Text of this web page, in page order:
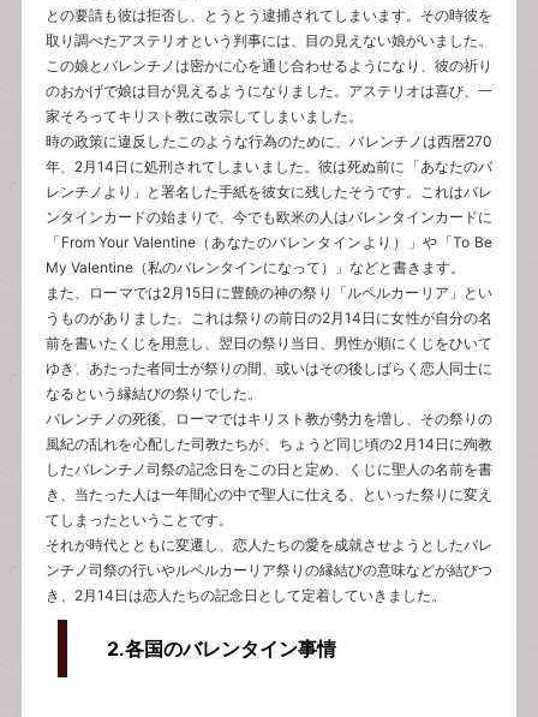
との要請も彼は拒否し、とうとう逮捕されてしまいます。その時彼を
取り調べたアステリオという判事には、目の見えない娘がいました。
この娘とバレンチノは密かに心を通じ合わせるようになり、彼の祈り
のおかげで娘は目が見えるようになりました。アステリオは喜び、一
家そろってキリスト教に改宗してしまいました。
時の政策に違反したこのような行為のために、バレンチノは西暦270
年、2月14日に処刑されてしまいました。彼は死ぬ前に「あなたのバ
レンチノより」と署名した手紙を彼女に残したそうです。これはバレ
ンタインカードの始まりで、今でも欧米の人はバレンタインカードに
「From Your Valentine（あなたのバレンタインより）」や「To Be
My Valentine（私のバレンタインになって）」などと書きます。
また、ローマでは2月15日に豊饒の神の祭り「ルペルカーリア」とい
うものがありました。これは祭りの前日の2月14日に女性が自分の名
前を書いたくじを用意し、翌日の祭り当日、男性が順にくじをひいて
ゆき、あたった者同士が祭りの間、或いはその後しばらく恋人同士に
なるという縁結びの祭りでした。
バレンチノの死後、ローマではキリスト教が勢力を増し、その祭りの
風紀の乱れを心配した司教たちが、ちょうど同じ頃の2月14日に殉教
したバレンチノ司祭の記念日をこの日と定め、くじに聖人の名前を書
き、当たった人は一年間心の中で聖人に仕える、といった祭りに変え
てしまったということです。
それが時代とともに変遷し、恋人たちの愛を成就させようとしたバレ
ンチノ司祭の行いやルペルカーリア祭りの縁結びの意味などが結びつ
き、2月14日は恋人たちの記念日として定着していきました。
2.各国のバレンタイン事情